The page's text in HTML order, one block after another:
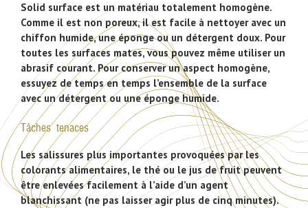
Solid surface est un matériau totalement homogène.
Comme il est non poreux, il est facile à nettoyer avec un
chiffon humide, une éponge ou un détergent doux. Pour
toutes les surfaces mates, vous pouvez même utiliser un
abrasif courant. Pour conserver un aspect homogène,
essuyez de temps en temps l’ensemble de la surface
avec un détergent ou une éponge humide.
Tâches tenaces
Les salissures plus importantes provoquées par les
colorants alimentaires, le thé ou le jus de fruit peuvent
être enlevées facilement à l’aide d’un agent
blanchissant (ne pas laisser agir plus de cinq minutes).